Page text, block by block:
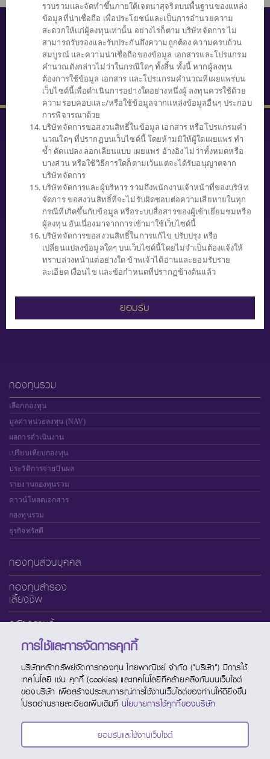
รวบรวมและจัดทำขึ้นภายใต้เจตนาสุจริตบนพื้นฐานของแหล่ง
ข้อมูลที่น่าเชื่อถือ เพื่อประโยชน์และเป็นการอำนวยความ
สะดวกให้แก่ผู้ลงทุนเท่านั้น อย่างไรก็ตาม บริษัทจัดการ ไม่
สามารถรับรองและรับประกันถึงความถูกต้อง ความครบถ้วน
สมบูรณ์ และความน่าเชื่อถือของข้อมูล เอกสารและโปรแกรม
คำนวณดังกล่าวไม่ว่าในกรณีใดๆ ทั้งสิ้น ทั้งนี้ หากผู้ลงทุน
ต้องการใช้ข้อมูล เอกสาร และโปรแกรมคำนวณที่เผยแพร่บน
เว็บไซด์นี้เพื่อดำเนินการอย่างใดอย่างหนึ่งผู้ ลงทุนควรใช้ด้วย
ความรอบคอบและ/หรือใช้ข้อมูลจากแหล่งข้อมูลอื่นๆ ประกอบ
การพิจารณาด้วย
บริษัทจัดการขอสงวนสิทธิ์ในข้อมูล เอกสาร หรือโปรแกรมคำ
นวณใดๆ ที่ปรากฏบนเว็บไซด์นี้ โดยห้ามมิให้ผู้ใดเผยแพร่ ทำ
ซ้ำ ดัดแปลง ลอกเลียนแบบ เผยแพร่ อ้างอิง ไม่ว่าทั้งหมดหรือ
บางส่วน หรือใช้วิธีการใดก็ตามเว้นแต่จะได้รับอนุญาตจาก
บริษัทจัดการ
บริษัทจัดการและผู้บริหาร รวมถึงพนักงานเจ้าหน้าที่ของบริษัท
จัดการ ขอสงวนสิทธิ์ที่จะไม่รับผิดชอบต่อความเสียหายในทุก
กรณีที่เกิดขึ้นกับข้อมูล หรือระบบสื่อสารของผู้เข้าเยี่ยมชมหรือ
ผู้ลงทุน อันเนื่องมาจากการเข้ามาใช้เว็บไซด์นี้
บริษัทจัดการขอสงวนสิทธิ์ในการแก้ไข ปรับปรุง หรือ
เปลี่ยนแปลงข้อมูลใดๆ บนเว็บไซด์นี้โดยไม่จำเป็นต้องแจ้งให้
ทราบล่วงหน้าแต่อย่างใด ข้าพเจ้าได้อ่านและยอมรับราย
ละเอียด เงื่อนไข และข้อกำหนดที่ปรากฏข้างต้นแล้ว
ยอมรับ
© สงวนลิขสิทธิ์ 2559 บริษัทหลักทรัพย์จัดการกองทุนไทยพาณิชย์ จำกัด
นโยบายความเป็นส่วนตัว
คำสงวนสิทธิ์
SECURITY TIPS
SCBAM
Client Relations
0 2777 7777
หรือ
0 2949 1500
ทุกวันทำการ (จันทร์ - ศุกร์)
เวลา 8.30 น. - 17.00 น.
"ผู้ลงทุนควรทำความเข้าใจ ลักษณะสินค้า เงื่อนไข ผลตอบแทน และความ
เสี่ยงก่อนตัดสินใจ"
กองทุนรวม
เลือกกองทุน
มูลค่าหน่วยลงทุน (NAV)
ผลการดำเนินงาน
เปรียบเทียบกองทุน
ประวัติการจ่ายปันผล
รายงานกองทุนรวม
ดาวน์โหลดเอกสาร
กองทุนรวม
ธุรกิจทรัสตี
กองทุนส่วนบุคคล
กองทุนสำรอง
เลี้ยงชีพ
คลังความรู้
เกี่ยวกับ SCBAM
บริการออนไลน์
ช่องทางบริการ
ปฏิทินกองทุน
ติดต่อ SCBAM
การใช้และการจัดการคุกกี้
บริษัทหลักทรัพย์จัดการกองทุน ไทยพาณิชย์ จำกัด ("บริษัท") มีการใช้
เทคโนโลยี เช่น คุกกี้ (cookies) และเทคโนโลยีที่คล้ายคลึงกันบนเว็บไซต์
ของบริษัท เพื่อสร้างประสบการณ์การใช้งานเว็บไซต์ของท่านให้ดียิ่งขึ้น
โปรดอ่านรายละเอียดเพิ่มเติมที่ นโยบายการใช้คุกกี้ของบริษัท
ยอมรับและใช้งานเว็บไซต์